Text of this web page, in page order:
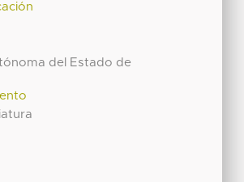
del Estado de